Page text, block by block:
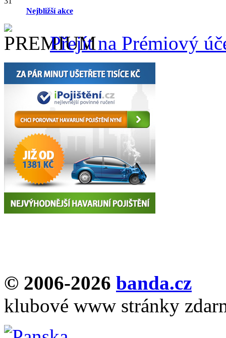
Nejbližší akce
Přejít na Prémiový
© 2006-2026 banda.cz
klubové www stránky